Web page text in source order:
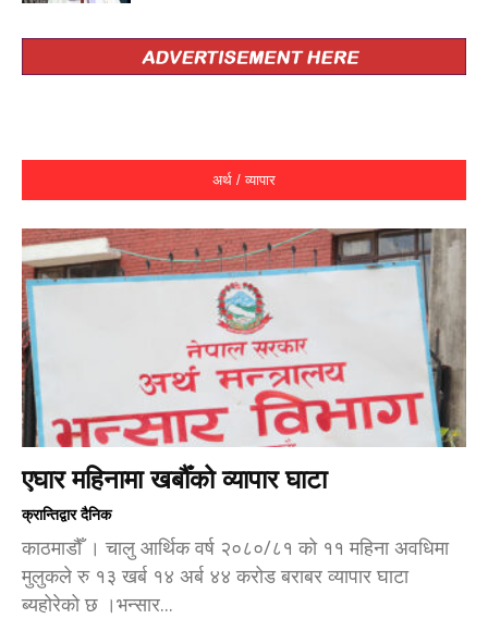
अर्थ / व्यापार
एघार महिनामा खर्बौँको व्यापार घाटा
क्रान्तिद्वार दैनिक
काठमाडौँ । चालु आर्थिक वर्ष २०८०/८१ को ११ महिना अवधिमा
मुलुकले रु १३ खर्ब १४ अर्ब ४४ करोड बराबर व्यापार घाटा
ब्यहोरेको छ ।भन्सार...